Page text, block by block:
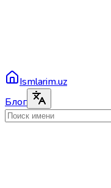
Ismlarim.uz
Блог